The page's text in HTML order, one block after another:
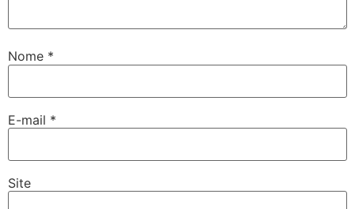
Nome *
E-mail *
Site